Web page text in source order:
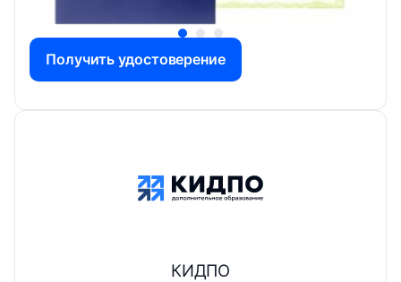
Получить удостоверение
КИДПО